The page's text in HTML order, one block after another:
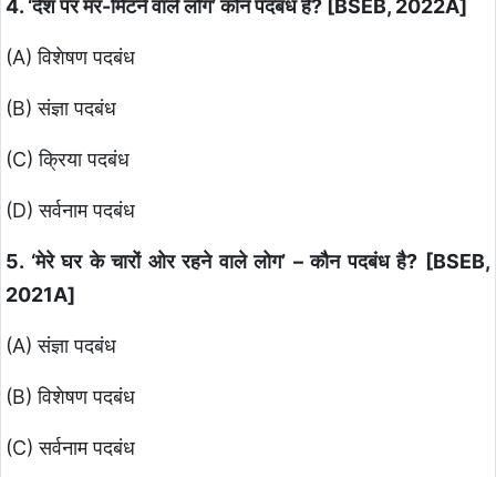
4. ‘देश पर मर-मिटने वाले लोग’ कौन पदबंध है? [BSEB, 2022A]
(A) विशेषण पदबंध
(B) संज्ञा पदबंध
(C) क्रिया पदबंध
(D) सर्वनाम पदबंध
5. ‘मेरे घर के चारों ओर रहने वाले लोग’ – कौन पदबंध है? [BSEB,
2021A]
(A) संज्ञा पदबंध
(B) विशेषण पदबंध
(C) सर्वनाम पदबंध